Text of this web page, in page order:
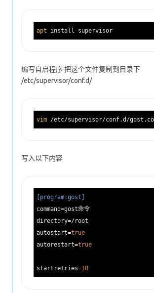
apt install supervisor
编写自启程序 把这个文件复制到目录下
/etc/supervisor/conf.d/
vim
写入以下内容
[program:gost]
command
=gost命令
directory
autostart=true
autorestart=true
startretries=10